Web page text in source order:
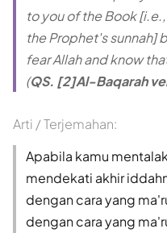
to you of the Book
the Prophet's sunnah]
fear Allah and know
(QS. [2]Al-Baqarah
Arti / Terjemahan:
Apabila kamu
mendekati akhir
dengan cara yang
dengan cara yang